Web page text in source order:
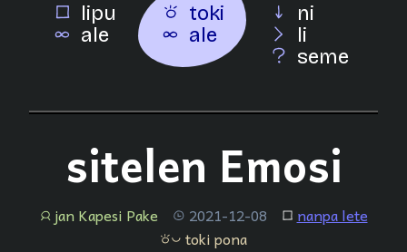
lipu
ale
toki
ale
ni
li
seme
sitelen Emosi
janjan Kapesi Pake tenpo 2021-12-08 lipu nanpa lete
toki pona toki pona